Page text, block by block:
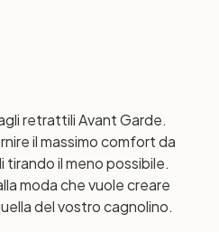
retrattili Avant Garde.
il massimo comfort da
il meno possibile.
moda che vuole creare
del vostro cagnolino.